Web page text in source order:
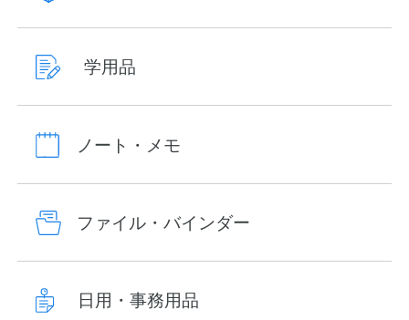
学用品
ノート・メモ
ファイル・バインダー
日用・事務用品